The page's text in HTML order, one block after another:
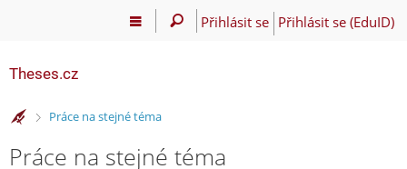
Přihlásit se Přihlásit se (EduID)
Theses.cz
>Práce na stejné téma
Práce na stejné téma